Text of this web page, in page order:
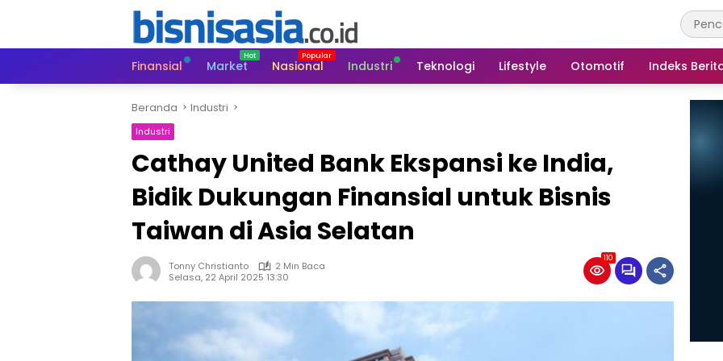
Finansial
Market Nasional Industri Teknologi Lifestyle Otomotif Indeks
Beranda Industri
Industri
Cathay United Bank Ekspansi ke India,
Bidik Dukungan Finansial untuk Bisnis
Taiwan di Asia Selatan
Tonny Christianto
2 Min Baca
Selasa, 22 April 2025 13:30
110